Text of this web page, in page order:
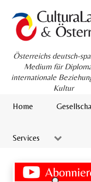
Österreichs deutsch-
Medium für
internationale
Kultur
Home
Services